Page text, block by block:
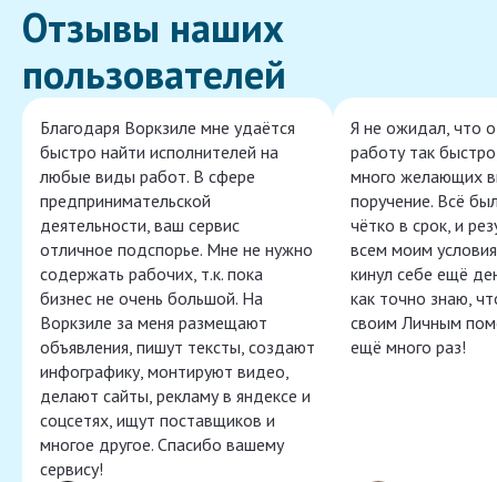
Отзывы наших
пользователей
Благодаря Воркзиле мне удаётся
быстро найти исполнителей на
любые виды работ. В сфере
предпринимательской
деятельности, ваш сервис
отличное подспорье. Мне не нужно
содержать рабочих, т.к. пока
бизнес не очень большой. На
Воркзиле за меня размещают
объявления, пишут тексты, создают
инфографику, монтируют видео,
делают сайты, рекламу в яндексе и
соцсетях, ищут поставщиков и
многое другое. Спасибо вашему
сервису!
Я не ожидал, что
работу так
много желающих
поручение. Всё
чётко в срок, и
всем моим
кинул себе ещё
как точно знаю,
своим Личным
ещё много раз!